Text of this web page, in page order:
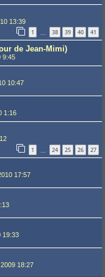
13:39
1 38 39 40 41
de Jean-Mimi)
9:45
10:47
1:16
1 24 25 26 27
17:57
19:33
18:27